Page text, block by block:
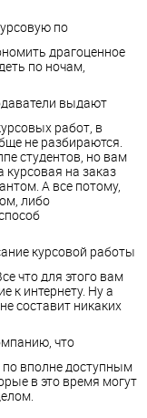
по
драгоценное
по ночам,
выдают
работ, в
не разбираются.
студентов, но вам
курсовая на заказ
А все потому,
либо
курсовой работы
что для этого вам
к интернету. Ну а
составит никаких
что
по вполне доступным
в это время могут